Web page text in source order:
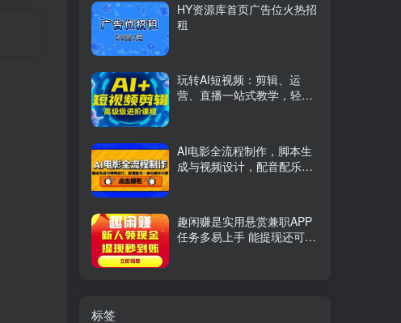
HY资源库首页广告位火热招
租
玩转AI短视频：剪辑、运
营、直播一站式教学，轻松
AI电影全流程制作，脚本生
成与视频设计，配音配乐一
趣闲赚是实用悬赏兼职APP
任务多易上手 能提现还可邀
标签